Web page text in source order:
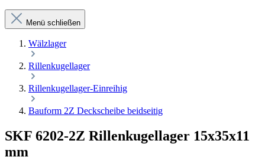
Menü schließen
Wälzlager
Rillenkugellager
Rillenkugellager-Einreihig
Bauform 2Z Deckscheibe beidseitig
SKF 6202-2Z Rillenkugellager 15x35x11
mm